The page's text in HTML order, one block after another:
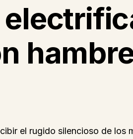
el rugido silencioso de los